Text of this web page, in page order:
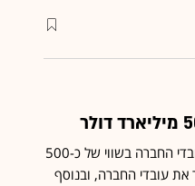
חברת הבינה המלאכותית, המנוהלת ע"י סם אלטמן, תמכור מניות של עובדי החברה בשווי של כ-500
את עובדי החברה, ובנוסף